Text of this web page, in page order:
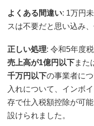
よくある間違い: 1万円
スは不要だと思い込み
正しい処理: 令和5年度
売上高が1億円以下また
千万円以下の事業者につ
入れについて、インボ
存で仕入税額控除が可
設けられました。